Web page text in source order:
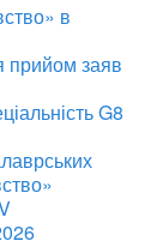
в
прийом заяв
G8